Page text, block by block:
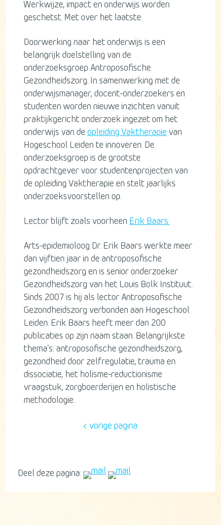
Werkwijze, impact en onderwijs worden
geschetst. Met over het laatste:
Doorwerking naar het onderwijs is een
belangrijk doelstelling van de
onderzoeksgroep Antroposofische
Gezondheidszorg. In samenwerking met de
onderwijsmanager, docent-onderzoekers en
studenten worden nieuwe inzichten vanuit
praktijkgericht onderzoek ingezet om het
onderwijs van de opleiding Vaktherapie van
Hogeschool Leiden te innoveren. De
onderzoeksgroep is de grootste
opdrachtgever voor studentenprojecten van
de opleiding Vaktherapie en stelt jaarlijks
onderzoeksvoorstellen op.
Lector blijft zoals voorheen Erik Baars:
Arts-epidemioloog Dr. Erik Baars werkte meer
dan vijftien jaar in de antroposofische
gezondheidszorg en is senior onderzoeker
Gezondheidszorg van het Louis Bolk Instituut.
Sinds 2007 is hij als lector Antroposofische
Gezondheidszorg verbonden aan Hogeschool
Leiden. Erik Baars heeft meer dan 200
publicaties op zijn naam staan. Belangrijkste
thema's: antroposofische gezondheidszorg,
gezondheid door zelfregulatie, trauma en
dissociatie, het holisme-reductionisme
vraagstuk, zorgboerderijen en holistische
methodologie.
vorige pagina
Deel deze pagina: